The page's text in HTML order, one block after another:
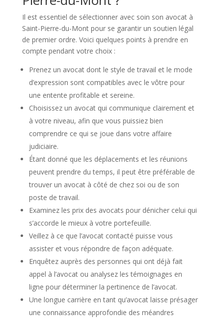
Il est essentiel de sélectionner avec soin son avocat à
Saint-Pierre-du-Mont pour se garantir un soutien légal
de premier ordre. Voici quelques points à prendre en
compte pendant votre choix :
Prenez un avocat dont le style de travail et le mode
d’expression sont compatibles avec le vôtre pour
une entente profitable et sereine.
Choisissez un avocat qui communique clairement et
à votre niveau, afin que vous puissiez bien
comprendre ce qui se joue dans votre affaire
judiciaire.
Étant donné que les déplacements et les réunions
peuvent prendre du temps, il peut être préférable de
trouver un avocat à côté de chez soi ou de son
poste de travail.
Examinez les prix des avocats pour dénicher celui qui
s’accorde le mieux à votre portefeuille.
Veillez à ce que l’avocat contacté puisse vous
assister et vous répondre de façon adéquate.
Enquêtez auprès des personnes qui ont déjà fait
appel à l’avocat ou analysez les témoignages en
ligne pour déterminer la pertinence de l’avocat.
Une longue carrière en tant qu’avocat laisse présager
une connaissance approfondie des méandres